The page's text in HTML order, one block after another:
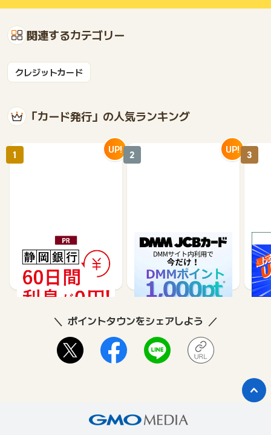
関連するカテゴリー
クレジットカード
「カード発行」の人気ランキング
静岡銀行カードローンSE
LECA（セレカ）
26,250 35,000
1 UP!
DMM JCBカード（発
3,000 5,500
2 UP!
※合
※【
シ
3
ポイントタウンをシェアしよう